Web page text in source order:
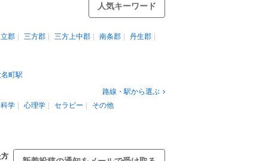
人気キーワード
郡 三方郡 三方上中郡 南条郡 丹生郡
町駅
路線・駅から選ぶ
科学
心理学 セラピー その他